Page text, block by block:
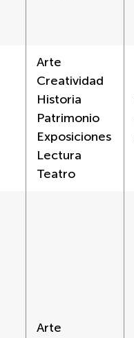
Arte
Creatividad
Historia
Patrimonio
Exposiciones
Lectura
Teatro
Arte